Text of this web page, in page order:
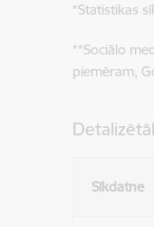
*Statistikas
**Sociālo
piemēram,
Sīkdatne